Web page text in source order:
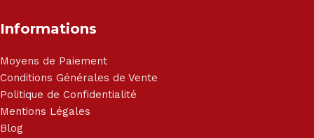
Informations
Moyens de Paiement
Conditions Générales de Vente
Politique de Confidentialité
Mentions Légales
Blog